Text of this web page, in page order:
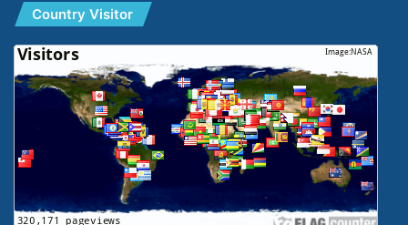
Country Visitor